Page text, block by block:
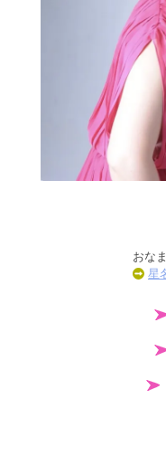
おな
星